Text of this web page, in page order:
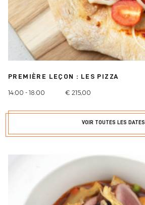
PREMIÈRE LEÇON : LES PIZZA
14:00 - 18:00 € 215,00
VOIR TOUTES LES DATES